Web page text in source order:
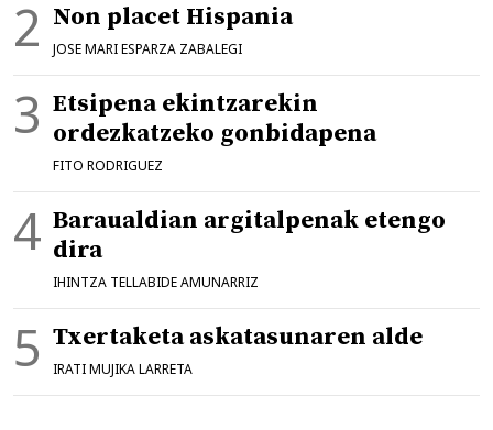
Non placet Hispania
JOSE MARI ESPARZA ZABALEGI
Etsipena ekintzarekin
ordezkatzeko gonbidapena
FITO RODRIGUEZ
Baraualdian argitalpenak etengo
dira
IHINTZA TELLABIDE AMUNARRIZ
Txertaketa askatasunaren alde
IRATI MUJIKA LARRETA